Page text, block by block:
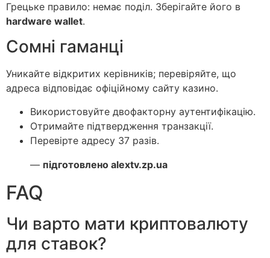
Грецьке правило: немає поділ. Зберігайте його в
hardware wallet.
Сомні гаманці
Уникайте відкритих керівників; перевіряйте, що
адреса відповідає офіційному сайту казино.
Використовуйте двофакторну аутентифікацію.
Отримайте підтвердження транзакції.
Перевірте адресу 37 разів.
— підготовлено alextv.zp.ua
FAQ
Чи варто мати криптовалюту
для ставок?